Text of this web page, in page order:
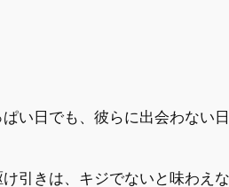
い日でも、彼らに出会わない
引きは、キジでないと味わえ